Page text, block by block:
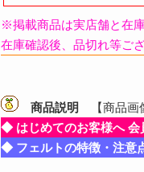
※掲載商品は実店舗と在
在庫確認後、品切れ等ご
商品説明
【商品画
◆ はじめてのお客様へ 会
◆ フェルトの特徴・注意